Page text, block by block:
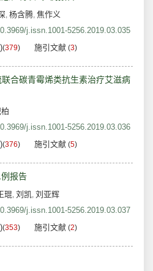
, 杨含腾, 焦作义
j.issn.1001-5256.2019.03.035
(379) 施引文献 (3)
合碳青霉烯类抗生素治疗艾滋病
j.issn.1001-5256.2019.03.036
(376) 施引文献 (5)
报告
琨, 刘凯, 刘亚辉
j.issn.1001-5256.2019.03.037
(353) 施引文献 (2)